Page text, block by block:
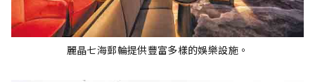
麗晶七海郵輪提供豐富多樣的娛樂設施。